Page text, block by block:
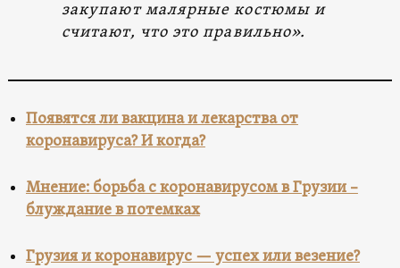
закупают малярные костюмы и
считают, что это правильно».
Появятся ли вакцина и лекарства от
коронавируса? И когда?
Мнение: борьба с коронавирусом в Грузии –
блуждание в потемках
Грузия и коронавирус — успех или везение?